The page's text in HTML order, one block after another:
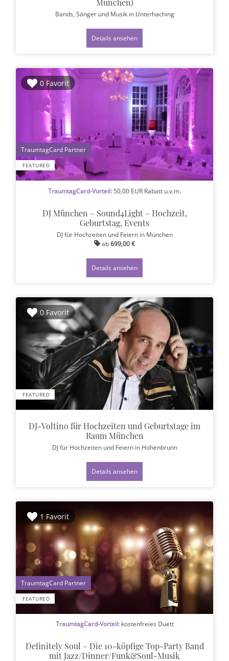
München)
Bands, Sänger und Musik in Unterhaching
Details ansehen
0 Favorit
FEATURED
1
TraumtagCard-Vorteil: 50,00 EUR Rabatt u.v.m.
DJ München – Sound4Light – Hochzeit,
Geburtstag, Events
DJ für Hochzeiten und Feiern in München
ab699,00 €
Details ansehen
0 Favorit
FEATURED
DJ-Voltino für Hochzeiten und Geburtstage im
Raum München
DJ für Hochzeiten und Feiern in Hohenbrunn
Details ansehen
1 Favorit
FEATURED
1
TraumtagCard-Vorteil:kostenfreies Duett
Definitely Soul – Die 10-köpfige Top-Party Band
mit Jazz/Dinner/Funk&Soul-Musik